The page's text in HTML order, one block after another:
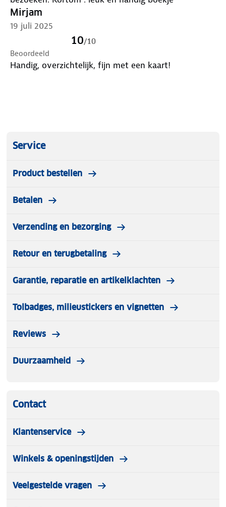
Mirjam
19 juli 2025
10/10
Beoordeeld
Handig, overzichtelijk, fijn met een kaart!
Service
Product bestellen
Betalen
Verzending en bezorging
Retour en terugbetaling
Garantie, reparatie en artikelklachten
Tolbadges, milieustickers en vignetten
Reviews
Duurzaamheid
Contact
Klantenservice
Winkels & openingstijden
Veelgestelde vragen